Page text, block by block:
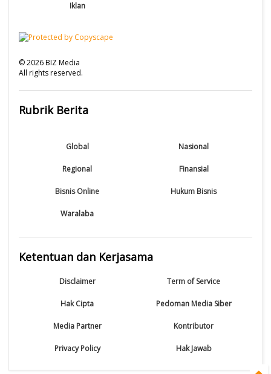
Iklan
©2026BIZ Media
All rights reserved.
Rubrik Berita
Global Nasional
Regional Finansial
Bisnis Online Hukum Bisnis
Waralaba
Ketentuan dan Kerjasama
Disclaimer Term of Service
Hak Cipta Pedoman Media Siber
Media Partner Kontributor
Privacy Policy Hak Jawab